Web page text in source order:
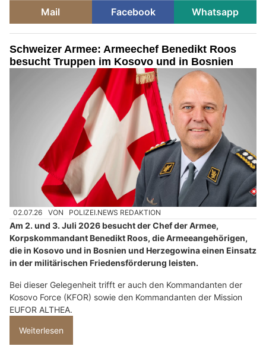
Mail
Facebook Whatsapp
Schweizer Armee: Armeechef Benedikt Roos
besucht Truppen im Kosovo und in Bosnien
02.07.26 VON POLIZEI.NEWS REDAKTION
Am 2. und 3. Juli 2026 besucht der Chef der Armee,
Korpskommandant Benedikt Roos, die Armeeangehörigen,
die in Kosovo und in Bosnien und Herzegowina einen Einsatz
in der militärischen Friedensförderung leisten.
Bei dieser Gelegenheit trifft er auch den Kommandanten der
Kosovo Force (KFOR) sowie den Kommandanten der Mission
EUFOR ALTHEA.
Weiterlesen